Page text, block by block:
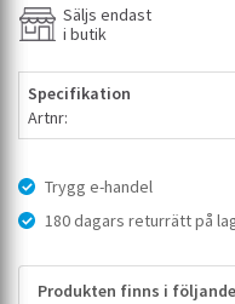
Säljs endast
i butik
Specifikation
Artnr:
Trygg e-handel
180 dagars returrätt på
Produkten finns i